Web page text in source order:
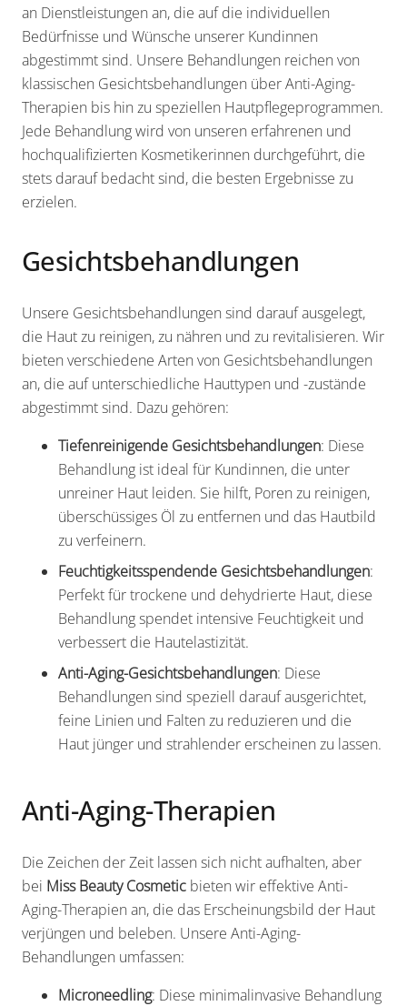
an Dienstleistungen an, die auf die individuellen
Bedürfnisse und Wünsche unserer Kundinnen
abgestimmt sind. Unsere Behandlungen reichen von
klassischen Gesichtsbehandlungen über Anti-Aging-
Therapien bis hin zu speziellen Hautpflegeprogrammen.
Jede Behandlung wird von unseren erfahrenen und
hochqualifizierten Kosmetikerinnen durchgeführt, die
stets darauf bedacht sind, die besten Ergebnisse zu
erzielen.
Gesichtsbehandlungen
Unsere Gesichtsbehandlungen sind darauf ausgelegt,
die Haut zu reinigen, zu nähren und zu revitalisieren. Wir
bieten verschiedene Arten von Gesichtsbehandlungen
an, die auf unterschiedliche Hauttypen und -zustände
abgestimmt sind. Dazu gehören:
Tiefenreinigende Gesichtsbehandlungen: Diese
Behandlung ist ideal für Kundinnen, die unter
unreiner Haut leiden. Sie hilft, Poren zu reinigen,
überschüssiges Öl zu entfernen und das Hautbild
zu verfeinern.
Feuchtigkeitsspendende Gesichtsbehandlungen:
Perfekt für trockene und dehydrierte Haut, diese
Behandlung spendet intensive Feuchtigkeit und
verbessert die Hautelastizität.
Anti-Aging-Gesichtsbehandlungen: Diese
Behandlungen sind speziell darauf ausgerichtet,
feine Linien und Falten zu reduzieren und die
Haut jünger und strahlender erscheinen zu lassen.
Anti-Aging-Therapien
Die Zeichen der Zeit lassen sich nicht aufhalten, aber
bei Miss Beauty Cosmetic bieten wir effektive Anti-
Aging-Therapien an, die das Erscheinungsbild der Haut
verjüngen und beleben. Unsere Anti-Aging-
Behandlungen umfassen:
Microneedling: Diese minimalinvasive Behandlung